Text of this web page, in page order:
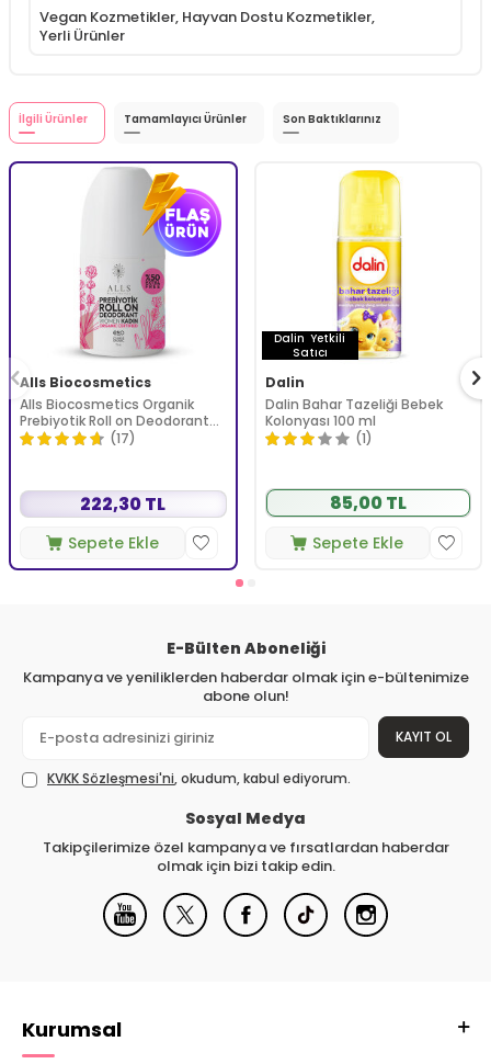
Vegan Kozmetikler, Hayvan Dostu Kozmetikler,
Yerli Ürünler
İlgili Ürünler Tamamlayıcı Ürünler Son Baktıklarınız
Alls Biocosmetics
Alls Biocosmetics Organik
Prebiyotik Roll on Deodorant
75 ml - Kadınlar İçin
(17)
222,30 TL
Sepete Ekle
Dalin Yetkili
Satıcı
Dalin
Dalin Bahar Tazeliği Bebek
Kolonyası 100 ml
(1)
85,00 TL
Sepete Ekle
E-Bülten Aboneliği
Kampanya ve yeniliklerden haberdar olmak için e-bültenimize
abone olun!
KAYIT OL
KVKK Sözleşmesi'ni, okudum, kabul ediyorum.
Sosyal Medya
Takipçilerimize özel kampanya ve fırsatlardan haberdar
olmak için bizi takip edin.
Kurumsal